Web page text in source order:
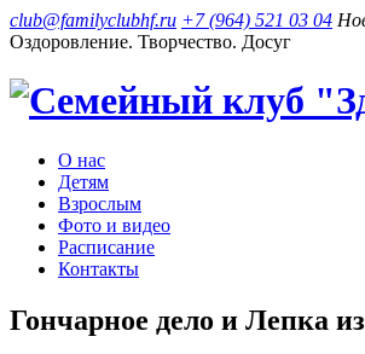
club@familyclubhf.ru +7 (964) 521 03 04
Оздоровление. Творчество. Досуг
О нас
Детям
Взрослым
Фото и видео
Расписание
Контакты
Гончарное дело и Лепка